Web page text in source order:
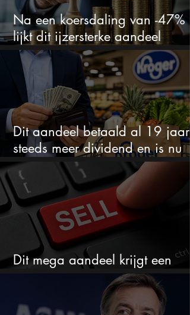
Na een koersdaling van -47%
lijkt dit ijzersterke aandeel
aantrekkelijker dan ooit
Dit aandeel betaald al 19 jaar
steeds meer dividend en is nu
goedkoop
Dit mega aandeel krijgt een
zeldzaam verkoopadvies